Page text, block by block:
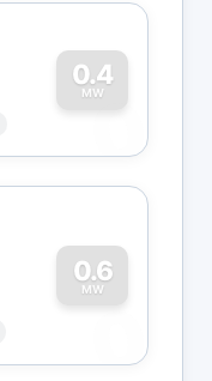
0.4
MW
0
0.6
MW
0